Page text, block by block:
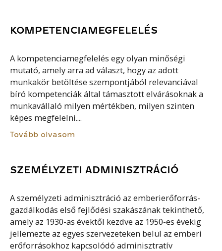
KOMPETENCIAMEGFELELÉS
A kompetenciamegfelelés egy olyan minőségi
mutató, amely arra ad választ, hogy az adott
munkakör betöltése szempontjából relevanciával
bíró kompetenciák által támasztott elvárásoknak a
munkavállaló milyen mértékben, milyen szinten
képes megfelelni....
Tovább olvasom
SZEMÉLYZETI ADMINISZTRÁCIÓ
A személyzeti adminisztráció az emberierőforrás-
gazdálkodás első fejlődési szakászának tekinthető,
amely az 1930-as évektől kezdve az 1950-es évekig
jellemezte az egyes szervezeteken belül az emberi
erőforrásokhoz kapcsolódó adminisztratív